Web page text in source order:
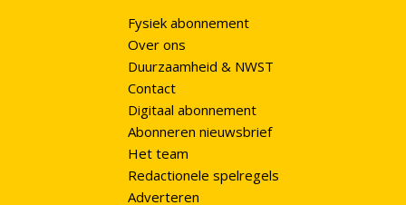
Fysiek abonnement
Over ons
Duurzaamheid & NWST
Contact
Digitaal abonnement
Abonneren nieuwsbrief
Het team
Redactionele spelregels
Adverteren